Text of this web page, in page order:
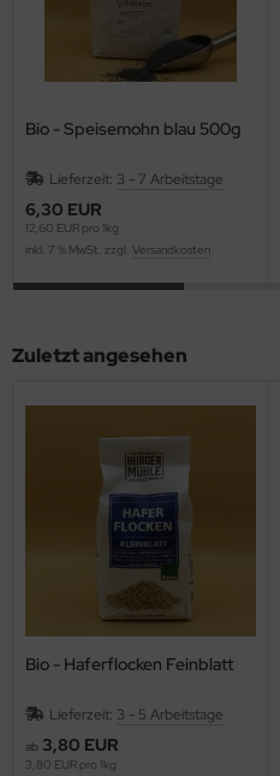
Bio - Speisemohn blau 500g
Lieferzeit: 3 - 7 Arbeitstage
6,30 EUR
12,60 EUR pro 1kg
inkl. 7 % MwSt. zzgl. Versandkosten
Zuletzt angesehen
Bio - Haferflocken Feinblatt
Lieferzeit: 3 - 5 Arbeitstage
ab 3,80 EUR
3,80 EUR pro 1kg